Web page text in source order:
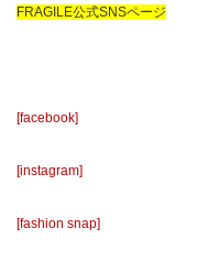
FRAGILE公式SNSページ
[facebook]
[instagram]
[fashion snap]